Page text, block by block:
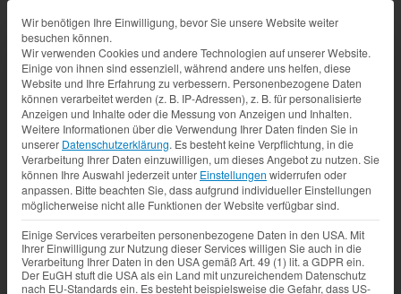
Datenschutz-Präferenz
Wir benötigen Ihre Einwilligung, bevor Sie unsere Website weiter
besuchen können.
Wir verwenden Cookies und andere Technologien auf unserer Website.
Einige von ihnen sind essenziell, während andere uns helfen, diese
Website und Ihre Erfahrung zu verbessern. Personenbezogene Daten
können verarbeitet werden (z. B. IP-Adressen), z. B. für personalisierte
Anzeigen und Inhalte oder die Messung von Anzeigen und Inhalten.
Weitere Informationen über die Verwendung Ihrer Daten finden Sie in
unserer Datenschutzerklärung. Es besteht keine Verpflichtung, in die
Verarbeitung Ihrer Daten einzuwilligen, um dieses Angebot zu nutzen. Sie
können Ihre Auswahl jederzeit unter Einstellungen widerrufen oder
anpassen. Bitte beachten Sie, dass aufgrund individueller Einstellungen
möglicherweise nicht alle Funktionen der Website verfügbar sind.
Einige Services verarbeiten personenbezogene Daten in den USA. Mit
Ihrer Einwilligung zur Nutzung dieser Services willigen Sie auch in die
Verarbeitung Ihrer Daten in den USA gemäß Art. 49 (1) lit. a GDPR ein.
Der EuGH stuft die USA als ein Land mit unzureichendem Datenschutz
nach EU-Standards ein. Es besteht beispielsweise die Gefahr, dass US-